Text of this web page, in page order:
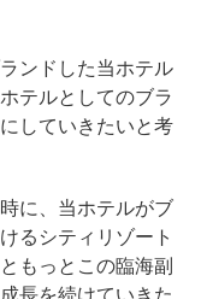
ンドした当ホテル
テルとしてのブラ
していきたいと考
に、当ホテルがブ
るシティリゾート
もっとこの臨海副
長を続けていきた